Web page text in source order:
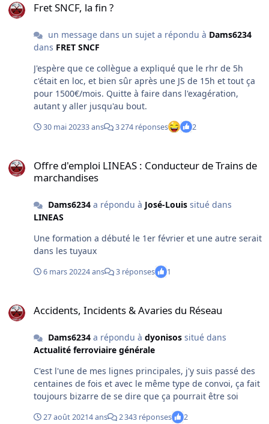
Fret SNCF, la fin ?
un message dans un sujet a répondu à Dams6234
dans FRET SNCF
J'espère que ce collègue a expliqué que le rhr de 5h
c'était en loc, et bien sûr après une JS de 15h et tout ça
pour 1500€/mois. Quitte à faire dans l'exagération,
autant y aller jusqu'au bout.
30 mai 20233 ans 3 274 réponses 2
Offre d'emploi LINEAS : Conducteur de Trains de
marchandises
Dams6234a répondu à José-Louissitué dans
LINEAS
Une formation a débuté le 1er février et une autre serait
dans les tuyaux
6 mars 20224 ans 3 réponses 1
Accidents, Incidents & Avaries du Réseau
Dams6234a répondu à dyonisossitué dans
Actualité ferroviaire générale
C'est l'une de mes lignes principales, j'y suis passé des
centaines de fois et avec le même type de convoi, ça fait
toujours bizarre de se dire que ça pourrait être soi
27 août 20214 ans 2 343 réponses 2